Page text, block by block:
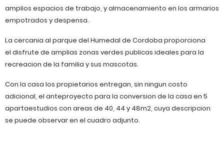
amplios espacios de trabajo, y almacenamiento en los armarios
empotrados y despensa.
La cercania al parque del Humedal de Cordoba proporciona
el disfrute de amplias zonas verdes publicas ideales para la
recreacion de la familia y sus mascotas.
Con la casa los propietarios entregan, sin ningun costo
adicional, el anteproyecto para la conversion de la casa en 5
apartaestudios con areas de 40, 44 y 48m2, cuya descripcion
se puede observar en el cuadro adjunto.